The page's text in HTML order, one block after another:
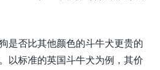
是否比其他颜色的斗牛犬更贵的
以标准的英国斗牛犬为例，其价